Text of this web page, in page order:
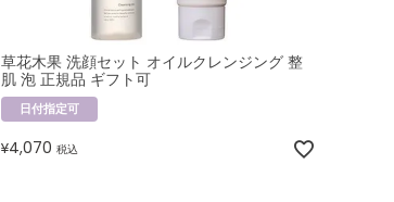
草花木果 洗顔セット オイルクレンジング 整
肌 泡 正規品 ギフト可
日付指定可
¥4,070 税込